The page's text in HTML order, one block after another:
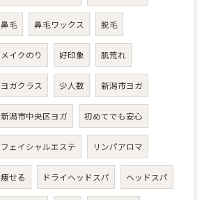
鼻毛 鼻毛ワックス 脱毛
メイクのり 好印象 肌荒れ
ヨガクラス 少人数 新潟市ヨガ
新潟市中央区ヨガ 初めてでも安心
フェイシャルエステ リンパアロマ
痩せる ドライヘッドスパ ヘッドスパ